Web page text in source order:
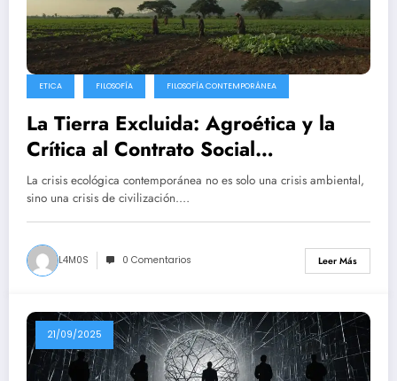
ETICA FILOSOFÍA FILOSOFÍA CONTEMPORÁNEA
La Tierra Excluida: Agroética y la
Crítica al Contrato Social
Antropocéntrico
La crisis ecológica contemporánea no es solo una crisis ambiental,
sino una crisis de civilización.…
L4M0S 0 Comentarios Leer Más
21/09/2025